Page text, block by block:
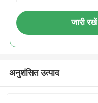
जारी रखें
अनुशंसित उत्पाद